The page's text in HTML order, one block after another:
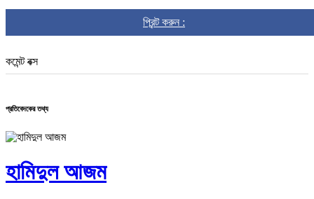
প্রিন্ট করুন :
কমেন্ট বক্স
প্রতিবেদকের তথ্য
হামিদুল আজম